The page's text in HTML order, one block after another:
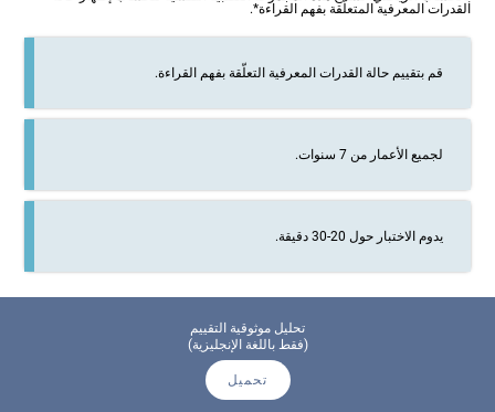
القدرات المعرفية المتعلّقة بفهم القراءة*.
قم بتقييم حالة القدرات المعرفية التعلّقة بفهم القراءة.
لجميع الأعمار من 7 سنوات.
يدوم الاختبار حول 20-30 دقيقة.
تحليل موثوقية التقييم
(فقط باللغة الإنجليزية)
تحميل